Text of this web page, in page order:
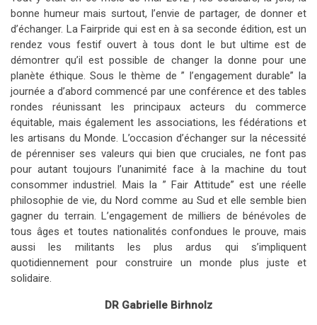
bonne humeur mais surtout, l’envie de partager, de donner et
d’échanger. La Fairpride qui est en à sa seconde édition, est un
rendez vous festif ouvert à tous dont le but ultime est de
démontrer qu’il est possible de changer la donne pour une
planète éthique. Sous le thème de ” l’engagement durable” la
journée a d’abord commencé par une conférence et des tables
rondes réunissant les principaux acteurs du commerce
équitable, mais également les associations, les fédérations et
les artisans du Monde. L’occasion d’échanger sur la nécessité
de pérenniser ses valeurs qui bien que cruciales, ne font pas
pour autant toujours l’unanimité face à la machine du tout
consommer industriel. Mais la ” Fair Attitude” est une réelle
philosophie de vie, du Nord comme au Sud et elle semble bien
gagner du terrain. L’engagement de milliers de bénévoles de
tous âges et toutes nationalités confondues le prouve, mais
aussi les militants les plus ardus qui s’impliquent
quotidiennement pour construire un monde plus juste et
solidaire.
DR Gabrielle Birhnolz